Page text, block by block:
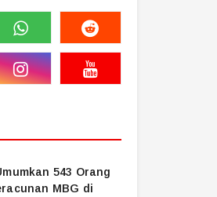
543 Orang
MBG di